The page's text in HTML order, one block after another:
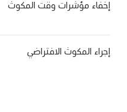
إخفاء مؤشرات وقت المكوث
إجراء المكوث الافتراضي